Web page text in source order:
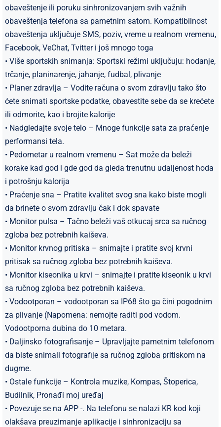
obaveštenje ili poruku sinhronizovanjem svih važnih
obaveštenja telefona sa pametnim satom. Kompatibilnost
obaveštenja uključuje SMS, poziv, vreme u realnom vremenu,
Facebook, VeChat, Tvitter i još mnogo toga
• Više sportskih snimanja: Sportski režimi uključuju: hodanje,
trčanje, planinarenje, jahanje, fudbal, plivanje
• Planer zdravlja – Vodite računa o svom zdravlju tako što
ćete snimati sportske podatke, obavestite sebe da se krećete
ili odmorite, kao i brojite kalorije
• Nadgledajte svoje telo – Mnoge funkcije sata za praćenje
performansi tela.
• Pedometar u realnom vremenu – Sat može da beleži
korake kad god i gde god da gleda trenutnu udaljenost hoda
i potrošnju kalorija
• Praćenje sna – Pratite kvalitet svog sna kako biste mogli
da brinete o svom zdravlju čak i dok spavate
​• Monitor pulsa – Tačno beleži vaš otkucaj srca sa ručnog
zgloba bez potrebnih kaiševa.
• Monitor krvnog pritiska – snimajte i pratite svoj krvni
pritisak sa ručnog zgloba bez potrebnih kaiševa.
• Monitor kiseonika u krvi – snimajte i pratite kiseonik u krvi
sa ručnog zgloba bez potrebnih kaiševa.
​• Vodootporan – vodootporan sa IP68 što ga čini pogodnim
za plivanje (Napomena: nemojte raditi pod vodom.
Vodootporna dubina do 10 metara.
• Daljinsko fotografisanje – Upravljajte pametnim telefonom
da biste snimali fotografije sa ručnog zgloba pritiskom na
dugme.
• Ostale funkcije – Kontrola muzike, Kompas, Štoperica,
Budilnik, Pronađi moj uređaj
• Povezuje se na APP -. Na telefonu se nalazi KR kod koji
olakšava preuzimanje aplikacije i sinhronizaciju sa